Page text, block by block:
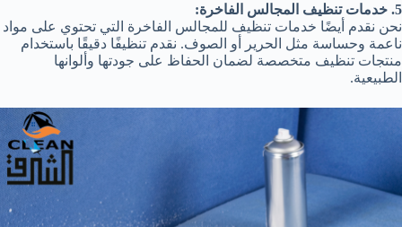
5. خدمات تنظيف المجالس الفاخرة:
نحن نقدم أيضًا خدمات تنظيف للمجالس الفاخرة التي تحتوي على مواد
ناعمة وحساسة مثل الحرير أو الصوف. نقدم تنظيفًا دقيقًا باستخدام
منتجات تنظيف متخصصة لضمان الحفاظ على جودتها وألوانها
الطبيعية.